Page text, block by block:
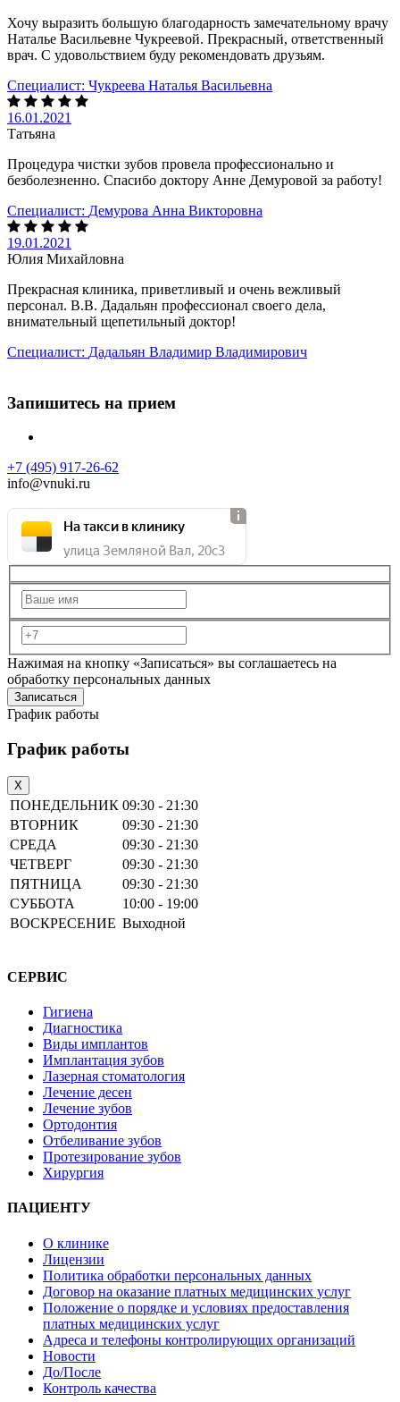
Хочу выразить большую благодарность замечательному врачу
Наталье Васильевне Чукреевой. Прекрасный, ответственный
врач. С удовольствием буду рекомендовать друзьям.
Специалист: Чукреева Наталья Васильевна
16.01.2021
Татьяна
Процедура чистки зубов провела профессионально и
безболезненно. Спасибо доктору Анне Демуровой за работу!
Специалист: Демурова Анна Викторовна
19.01.2021
Юлия Михайловна
Прекрасная клиника, приветливый и очень вежливый
персонал. В.В. Дадальян профессионал своего дела,
внимательный щепетильный доктор!
Специалист: Дадальян Владимир Владимирович
Запишитесь на прием
+7 (495) 917-26-62
info@vnuki.ru
На такси в клинику
улица Земляной Вал, 20с3
Нажимая на кнопку «Записаться» вы соглашаетесь на
обработку персональных данных
График работы
График работы
X
ПОНЕДЕЛЬНИК 09:30 - 21:30
ВТОРНИК
09:30 - 21:30
СРЕДА
09:30 - 21:30
ЧЕТВЕРГ
09:30 - 21:30
ПЯТНИЦА
09:30 - 21:30
СУББОТА
10:00 - 19:00
ВОСКРЕСЕНИЕ Выходной
СЕРВИС
Гигиена
Диагностика
Виды имплантов
Имплантация зубов
Лазерная стоматология
Лечение десен
Лечение зубов
Ортодонтия
Отбеливание зубов
Протезирование зубов
Хирургия
ПАЦИЕНТУ
О клинике
Лицензии
Политика обработки персональных данных
Договор на оказание платных медицинских услуг
Положение о порядке и условиях предоставления
платных медицинских услуг
Адреса и телефоны контролирующих организаций
Новости
До/После
Контроль качества